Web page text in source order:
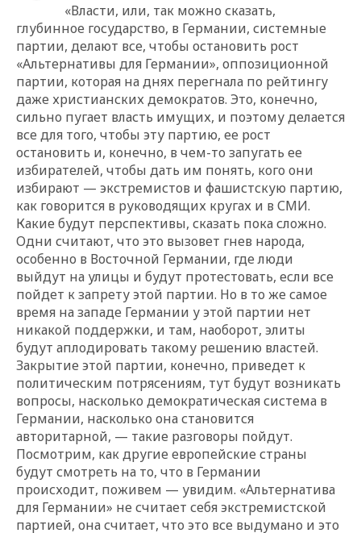
«Власти, или, так можно сказать,
глубинное государство, в Германии, системные
партии, делают все, чтобы остановить рост
«Альтернативы для Германии», оппозиционной
партии, которая на днях перегнала по рейтингу
даже христианских демократов. Это, конечно,
сильно пугает власть имущих, и поэтому делается
все для того, чтобы эту партию, ее рост
остановить и, конечно, в чем-то запугать ее
избирателей, чтобы дать им понять, кого они
избирают — экстремистов и фашистскую партию,
как говорится в руководящих кругах и в СМИ.
Какие будут перспективы, сказать пока сложно.
Одни считают, что это вызовет гнев народа,
особенно в Восточной Германии, где люди
выйдут на улицы и будут протестовать, если все
пойдет к запрету этой партии. Но в то же самое
время на западе Германии у этой партии нет
никакой поддержки, и там, наоборот, элиты
будут аплодировать такому решению властей.
Закрытие этой партии, конечно, приведет к
политическим потрясениям, тут будут возникать
вопросы, насколько демократическая система в
Германии, насколько она становится
авторитарной, — такие разговоры пойдут.
Посмотрим, как другие европейские страны
будут смотреть на то, что в Германии
происходит, поживем — увидим. «Альтернатива
для Германии» не считает себя экстремистской
партией, она считает, что это все выдумано и это